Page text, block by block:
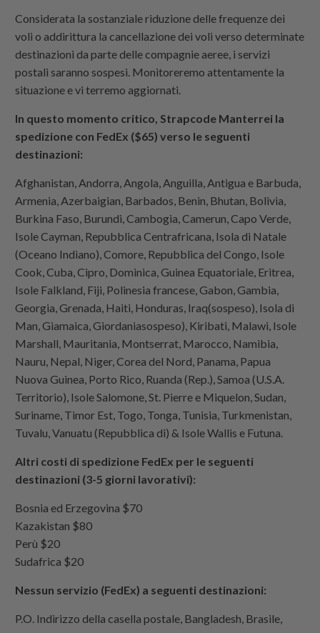
Considerata la sostanziale riduzione delle frequenze dei
voli o addirittura la cancellazione dei voli verso determinate
destinazioni da parte delle compagnie aeree, i servizi
postali saranno sospesi. Monitoreremo attentamente la
situazione e vi terremo aggiornati.
In questo momento critico, Strapcode Manterrei la
spedizione con FedEx ($65) verso le seguenti
destinazioni:
Afghanistan, Andorra, Angola, Anguilla, Antigua e Barbuda,
Armenia, Azerbaigian, Barbados, Benin, Bhutan, Bolivia,
Burkina Faso, Burundi,Cambogia,Camerun, Capo Verde,
Isole Cayman, Repubblica Centrafricana, Isola di Natale
(Oceano Indiano), Comore, Repubblica del Congo, Isole
Cook, Cuba, Cipro, Dominica, Guinea Equatoriale, Eritrea,
Isole Falkland, Fiji, Polinesia francese, Gabon, Gambia,
Georgia, Grenada, Haiti, Honduras, Iraq(sospeso), Isola di
Man, Giamaica, Giordaniasospeso), Kiribati, Malawi, Isole
Marshall, Mauritania, Montserrat, Marocco, Namibia,
Nauru, Nepal, Niger, Corea del Nord, Panama, Papua
Nuova Guinea, Porto Rico, Ruanda (Rep.), Samoa (U.S.A.
Territorio), Isole Salomone, St. Pierre e Miquelon, Sudan,
Suriname, Timor Est, Togo, Tonga, Tunisia, Turkmenistan,
Tuvalu, Vanuatu (Repubblica di) & Isole Wallis e Futuna.
Altri costi di spedizione FedEx per le seguenti
destinazioni (3-5 giorni lavorativi):
Bosnia ed Erzegovina $70
Kazakistan $80
Perù $20
Sudafrica $20
Nessun servizio (FedEx) a seguenti destinazioni:
P.O. Indirizzo della casella postale, Bangladesh, Brasile,